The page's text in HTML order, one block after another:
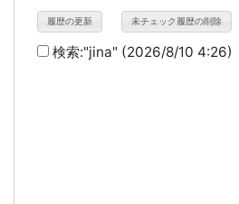
履歴の更新 未チェック履歴の削除
検索:"jina" (2026/8/10 4:26)